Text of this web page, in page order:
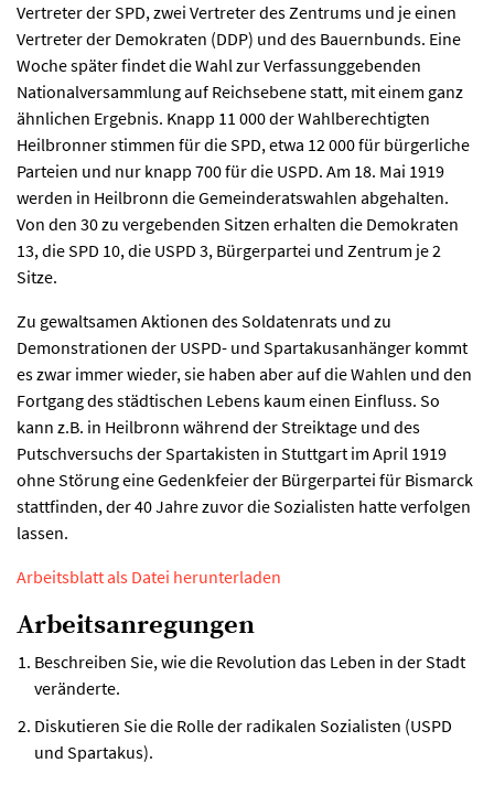
Vertreter der SPD, zwei Vertreter des Zentrums und je einen
Vertreter der Demokraten (DDP) und des Bauernbunds. Eine
Woche später findet die Wahl zur Verfassunggebenden
Nationalversammlung auf Reichsebene statt, mit einem ganz
ähnlichen Ergebnis. Knapp 11 000 der Wahlberechtigten
Heilbronner stimmen für die SPD, etwa 12 000 für bürgerliche
Parteien und nur knapp 700 für die USPD. Am 18. Mai 1919
werden in Heilbronn die Gemeinderatswahlen abgehalten.
Von den 30 zu vergebenden Sitzen erhalten die Demokraten
13, die SPD 10, die USPD 3, Bürgerpartei und Zentrum je 2
Sitze.
Zu gewaltsamen Aktionen des Soldatenrats und zu
Demonstrationen der USPD- und Spartakusanhänger kommt
es zwar immer wieder, sie haben aber auf die Wahlen und den
Fortgang des städtischen Lebens kaum einen Einfluss. So
kann z.B. in Heilbronn während der Streiktage und des
Putschversuchs der Spartakisten in Stuttgart im April 1919
ohne Störung eine Gedenkfeier der Bürgerpartei für Bismarck
stattfinden, der 40 Jahre zuvor die Sozialisten hatte verfolgen
lassen.
Arbeitsblatt als Datei herunterladen
Arbeitsanregungen
Beschreiben Sie, wie die Revolution das Leben in der Stadt
veränderte.
Diskutieren Sie die Rolle der radikalen Sozialisten (USPD
und Spartakus).